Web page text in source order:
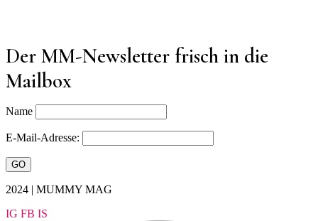
Der MM-Newsletter frisch in die
Mailbox
Name
E-Mail-Adresse:
2024 | MUMMY MAG
IG FB IS